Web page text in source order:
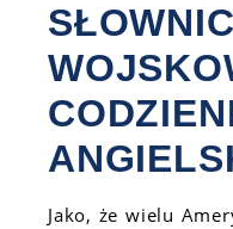
Jako, że wielu